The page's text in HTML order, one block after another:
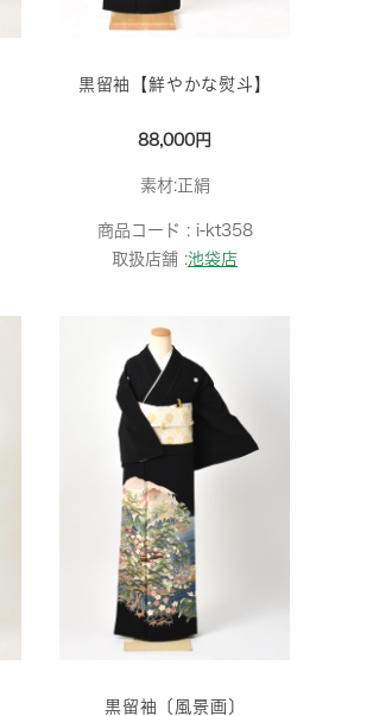
黒留袖【鮮やかな熨斗】
88,000円
素材:正絹
商品コード : i-kt358
取扱店舗 :池袋店
黒留袖〔風景画〕